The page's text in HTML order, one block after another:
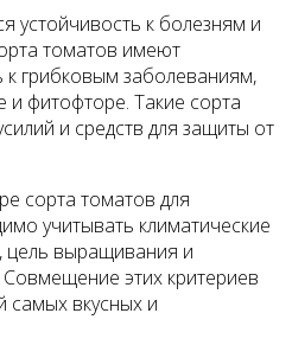
устойчивость к болезням и
томатов имеют
к грибковым заболеваниям,
и фитофторе. Такие сорта
и средств для защиты от
сорта томатов для
учитывать климатические
цель выращивания и
этих критериев
самых вкусных и